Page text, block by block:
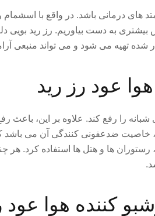
متد های درمانی باشد. در واقع با
به دست بیاوریم. رز رید بویی
تهیه می شود و می تواند منبعی
عود رز رید
را رفع کند. علاوه بر این،
خاصیت ضدعفونی کنندگی آن می باشد
رستوران ها و هتل ها استفاده کرد.
کننده هوا عود